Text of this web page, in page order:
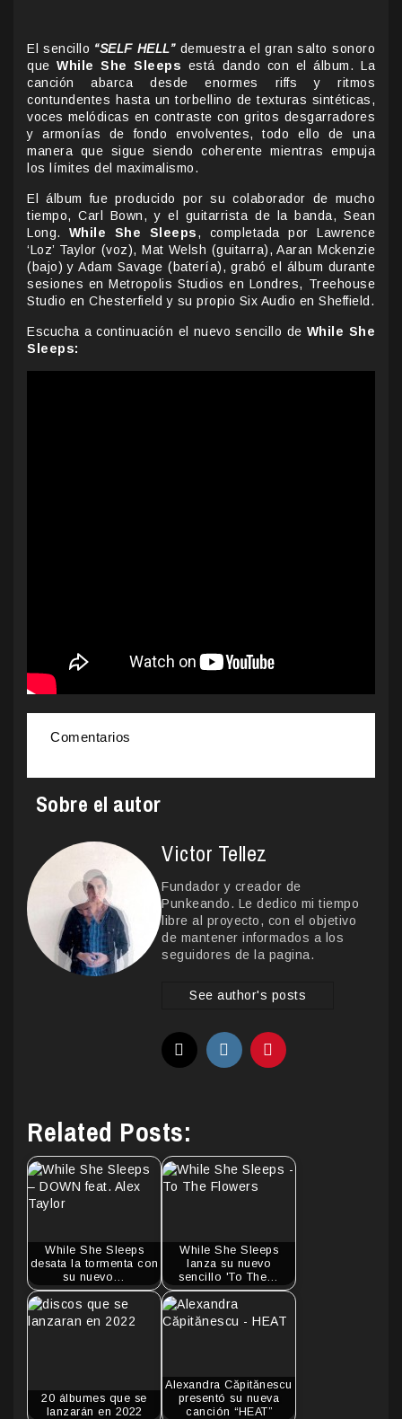
El sencillo “SELF HELL”demuestra el gran salto sonoro
queWhile She Sleeps está dando con el álbum. La
canción abarca desde enormes riffs y ritmos
contundentes hasta un torbellino de texturas sintéticas,
voces melódicas en contraste con gritos desgarradores
y armonías de fondo envolventes, todo ello de una
manera que sigue siendo coherente mientras empuja
los límites del maximalismo.
El álbum fue producido por su colaborador de mucho
tiempo, Carl Bown, y el guitarrista de la banda, Sean
Long. While She Sleeps, completada por Lawrence
‘Loz’ Taylor (voz), Mat Welsh (guitarra), Aaran Mckenzie
(bajo) y Adam Savage (batería), grabó el álbum durante
sesiones en Metropolis Studios en Londres, Treehouse
Studio en Chesterfield y su propio Six Audio en Sheffield.
Escucha a continuación el nuevo sencillo de While She
Sleeps:
Comentarios
Sobre el autor
Victor Tellez
Fundador y creador de
Punkeando. Le dedico mi tiempo
libre al proyecto, con el objetivo
de mantener informados a los
seguidores de la pagina.
See author's posts
Related Posts:
While She Sleeps
desata la tormenta con
su nuevo…
While She Sleeps
lanza su nuevo
sencillo 'To The…
20 álbumes que se
lanzarán en 2022
Alexandra Căpitănescu
presentó su nueva
canción “HEAT”